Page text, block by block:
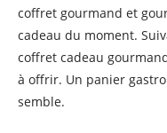
coffret gourmand et
cadeau du moment.
coffret cadeau
à offrir. Un panier
semble.